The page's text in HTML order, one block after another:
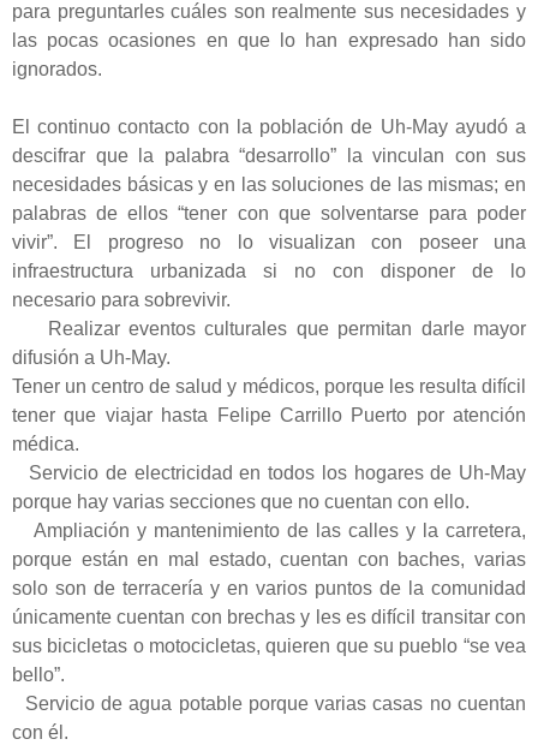
para preguntarles cuáles son realmente sus necesidades y
las pocas ocasiones en que lo han expresado han sido
ignorados.
El continuo contacto con la población de Uh-May ayudó a
descifrar que la palabra “desarrollo” la vinculan con sus
necesidades básicas y en las soluciones de las mismas; en
palabras de ellos “tener con que solventarse para poder
vivir”. El progreso no lo visualizan con poseer una
infraestructura urbanizada si no con disponer de lo
necesario para sobrevivir.
Realizar eventos culturales que permitan darle mayor
difusión a Uh-May.
Tener un centro de salud y médicos, porque les resulta difícil
tener que viajar hasta Felipe Carrillo Puerto por atención
médica.
Servicio de electricidad en todos los hogares de Uh-May
porque hay varias secciones que no cuentan con ello.
Ampliación y mantenimiento de las calles y la carretera,
porque están en mal estado, cuentan con baches, varias
solo son de terracería y en varios puntos de la comunidad
únicamente cuentan con brechas y les es difícil transitar con
sus bicicletas o motocicletas, quieren que su pueblo “se vea
bello”.
Servicio de agua potable porque varias casas no cuentan
con él.